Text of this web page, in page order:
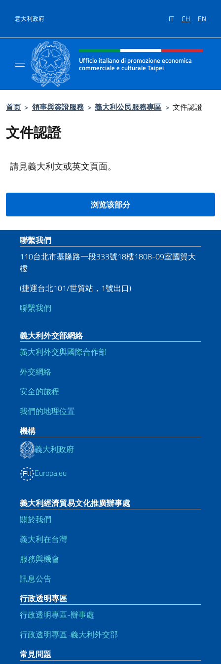
意大利政府 IT CH EN
标题站点、社交和菜单
Ufficio italiano di promozione economica
commerciale e culturale Taipei
首页 > 領事與簽證服務 > 義大利公民服務專區 > 文件認證
文件認證
請見義大利文或英文頁面。
浏览该部分
页脚部分
聯繫我們
110台北市基隆路一段333號18樓1808-09室國貿大
樓
(捷運台北101/世貿站，1號出口)
聯繫我們
義大利外交部網絡
義大利外交與國際合作部
外交網絡
安全的旅程
我們的地理位置
機構
義大利政府
Europa.eu
義大利經濟貿易文化推廣辦事處
關於我們
義大利在台灣
服務與機會
訊息公告
行政透明專區
行政透明專區-辦事處
行政透明專區-義大利外交部
常見問題